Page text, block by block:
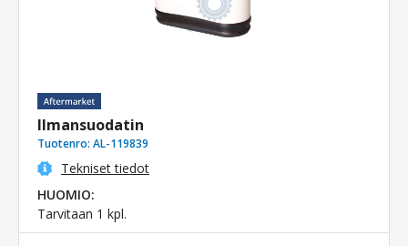
Ilmansuodatin
Tuotenro: AL-119839
Tekniset tiedot
HUOMIO:
Tarvitaan 1 kpl.